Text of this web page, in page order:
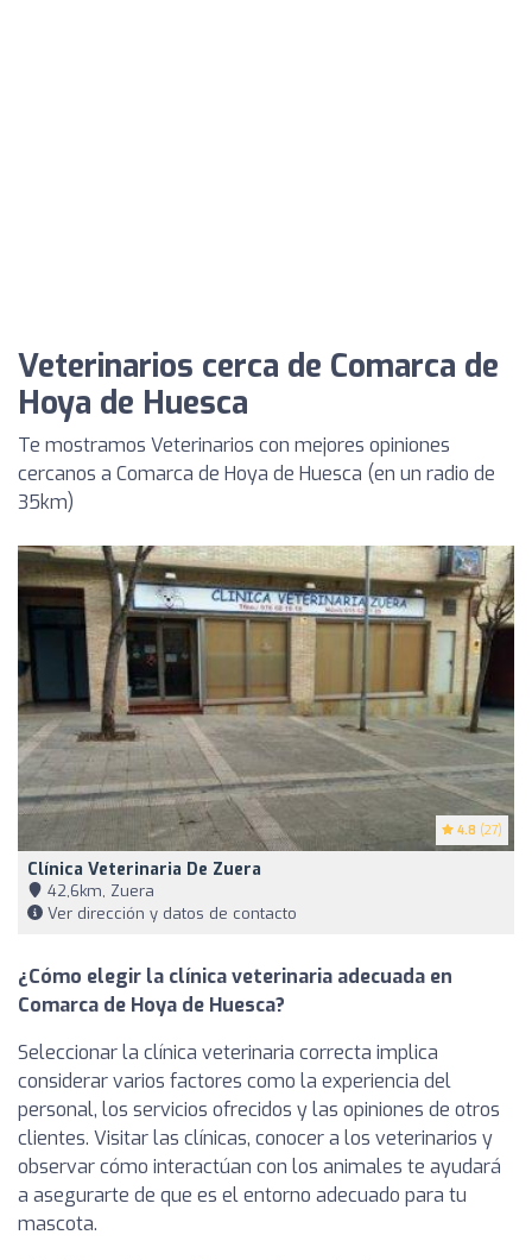
Veterinarios cerca de Comarca de
Hoya de Huesca
Te mostramos Veterinarios con mejores opiniones
cercanos a Comarca de Hoya de Huesca (en un radio de
35km)
4.8 (27)
Clínica Veterinaria De Zuera
42,6km, Zuera
Ver dirección y datos de contacto
¿Cómo elegir la clínica veterinaria adecuada en
Comarca de Hoya de Huesca?
Seleccionar la clínica veterinaria correcta implica
considerar varios factores como la experiencia del
personal, los servicios ofrecidos y las opiniones de otros
clientes. Visitar las clínicas, conocer a los veterinarios y
observar cómo interactúan con los animales te ayudará
a asegurarte de que es el entorno adecuado para tu
mascota.